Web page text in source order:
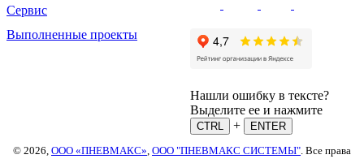
Сервис
Выполненные проекты
Нашли ошибку в тексте?
Выделите ее и нажмите
CTRL +
ENTER
© 2026, ООО «ПНЕВМАКС», ООО "ПНЕВМАКС СИСТЕМЫ". Все права